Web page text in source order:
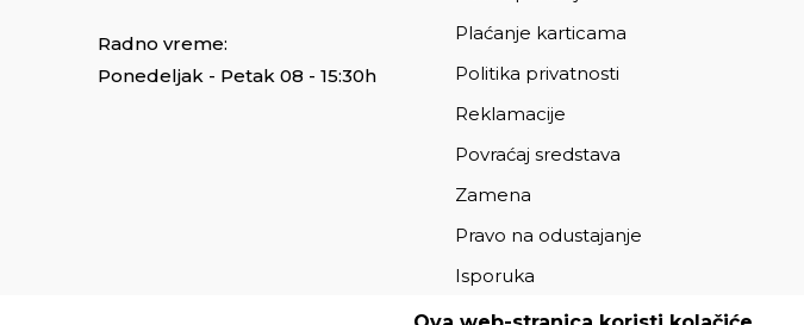
Radno vreme:
Ponedeljak - Petak 08 - 15:30h
Plaćanje karticama
Politika privatnosti
Reklamacije
Povraćaj sredstava
Zamena
Pravo na odustajanje
Isporuka